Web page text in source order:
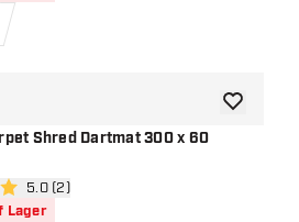
Shred Dartmat 300 x 60
Bewertungsbereich öffnen
5.0 (2)
Lager
Zur